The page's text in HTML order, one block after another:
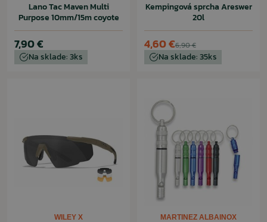
Lano Tac Maven Multi
Purpose 10mm/15m coyote
7,90 €
Na sklade: 3ks
Kempingová sprcha Areswer
20l
6,90 €
4,60 €
Na sklade: 35ks
WILEY X MARTINEZ ALBAINOX